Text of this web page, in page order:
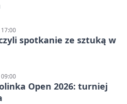
spotkanie ze sztuką w
Open 2026: turniej